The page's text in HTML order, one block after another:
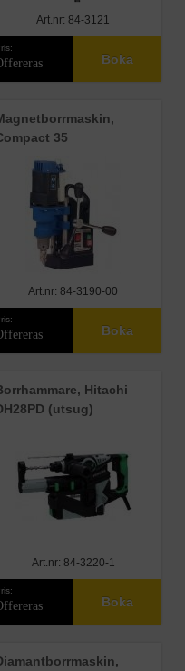
Art.nr: 84-3121
Boka
35
Art.nr: 84-3190-00
Boka
Hitachi
(utsug)
Art.nr: 84-3220-1
Boka